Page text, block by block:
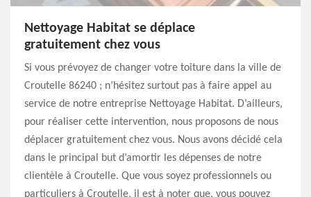
Nettoyage Habitat se déplace
gratuitement chez vous
Si vous prévoyez de changer votre toiture dans la ville de
Croutelle 86240 ; n’hésitez surtout pas à faire appel au
service de notre entreprise Nettoyage Habitat. D’ailleurs,
pour réaliser cette intervention, nous proposons de nous
déplacer gratuitement chez vous. Nous avons décidé cela
dans le principal but d’amortir les dépenses de notre
clientèle à Croutelle. Que vous soyez professionnels ou
particuliers à Croutelle, il est à noter que, vous pouvez